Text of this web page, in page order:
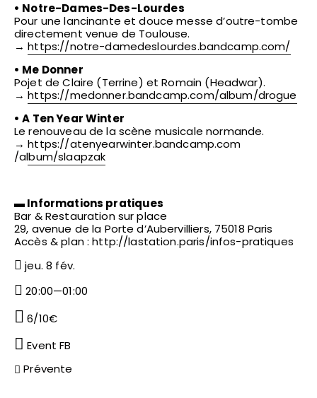
• Notre-Dames-Des-Lourdes
Pour une lancinante et douce messe d’outre-tombe
directement venue de Toulouse.
→https://notre-damedeslourdes.bandcamp.com/
• Me Donner
Pojet de Claire (Terrine) et Romain (Headwar).
→https://medonner.bandcamp.com/album/drogue
• A Ten Year Winter
Le renouveau de la scène musicale normande.
→https://atenyearwinter.bandcamp.com
/album/slaapzak
▬ Informations pratiques
Bar & Restauration sur place
29, avenue de la Porte d’Aubervilliers, 75018 Paris
Accès & plan : http://lastation.paris/infos-pratiques
jeu. 8 fév.
20:00—01:00
6/10€
Event FB
Prévente